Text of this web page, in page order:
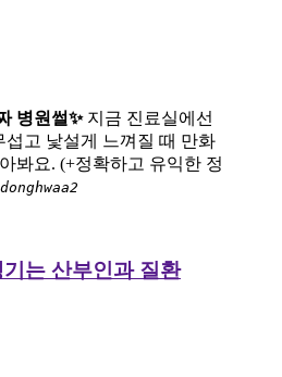
병원썰✨ 지금 진료실에선
섭고 낯설게 느껴질 때 만화
봐요. (+정확하고 유익한 정
는 산부인과 질환